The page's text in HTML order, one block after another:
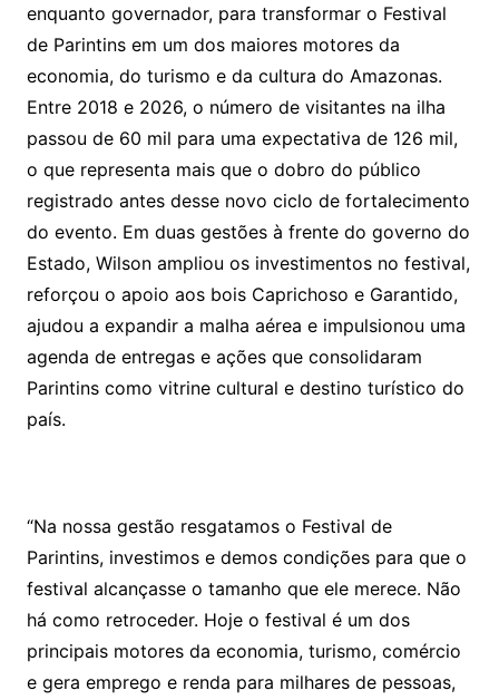
enquanto governador, para transformar o Festival
de Parintins em um dos maiores motores da
economia, do turismo e da cultura do Amazonas.
Entre 2018 e 2026, o número de visitantes na ilha
passou de 60 mil para uma expectativa de 126 mil,
o que representa mais que o dobro do público
registrado antes desse novo ciclo de fortalecimento
do evento. Em duas gestões à frente do governo do
Estado, Wilson ampliou os investimentos no festival,
reforçou o apoio aos bois Caprichoso e Garantido,
ajudou a expandir a malha aérea e impulsionou uma
agenda de entregas e ações que consolidaram
Parintins como vitrine cultural e destino turístico do
país.
“Na nossa gestão resgatamos o Festival de
Parintins, investimos e demos condições para que o
festival alcançasse o tamanho que ele merece. Não
há como retroceder. Hoje o festival é um dos
principais motores da economia, turismo, comércio
e gera emprego e renda para milhares de pessoas,